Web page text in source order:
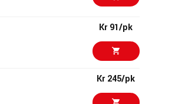
Kr 91/pk
Kr 245/pk